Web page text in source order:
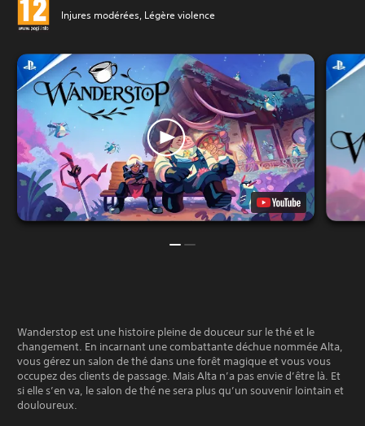
Injures modérées, Légère violence
Wanderstop est une histoire pleine de douceur sur le thé et le
changement. En incarnant une combattante déchue nommée Alta,
vous gérez un salon de thé dans une forêt magique et vous vous
occupez des clients de passage. Mais Alta n’a pas envie d’être là. Et
si elle s’en va, le salon de thé ne sera plus qu’un souvenir lointain et
douloureux.